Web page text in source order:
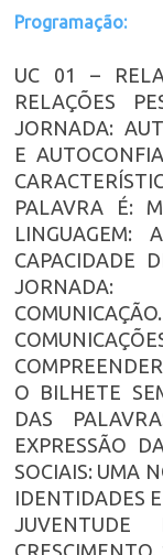
Programação:
UC 01 –
RELAÇÕES
JORNADA:
E
PALAVRA É:
LINGUAGEM:
CAPACIDADE
JORNADA:
O BILHETE
DAS
EXPRESSÃO
SOCIAIS: UMA
IDENTIDADES